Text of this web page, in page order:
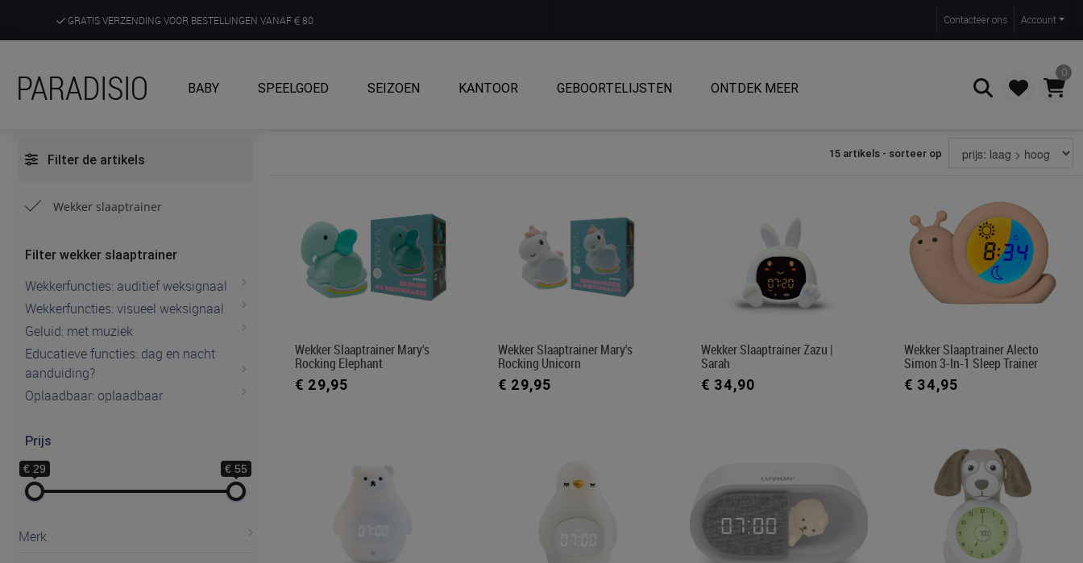
GRATIS VERZENDING VOOR BESTELLINGEN VANAF 80
ONTDEK, BELEEF EN KRIJG ADVIES IN ONZE WINKELS
Contacteer ons Account
PARADISIO BABY SPEELGOED SEIZOEN KANTOOR GEBOORTELIJSTEN ONTDEK MEER
0
Zoeken
Filter de artikels
Wekker slaaptrainer
Filter wekker slaaptrainer
Wekkerfuncties: auditief weksignaal
Wekkerfuncties: visueel weksignaal
Geluid: met muziek
Educatieve functies: dag en nacht
aanduiding?
Oplaadbaar: oplaadbaar
Prijs
€ 29 € 55
Merk
15 artikels - sorteer op
Wekker Slaaptrainer Mary's
Rocking Elephant
€ 29,95
Wekker Slaaptrainer Mary's
Rocking Unicorn
€ 29,95
Wekker Slaaptrainer Zazu |
Sarah
€ 34,90
Wekker Slaaptrainer Alecto
Simon 3-In-1 Sleep Trainer
€ 34,95